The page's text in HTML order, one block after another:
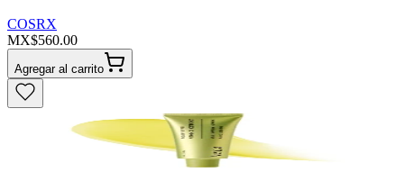
COSRX
MX$560.00
Agregar al carrito